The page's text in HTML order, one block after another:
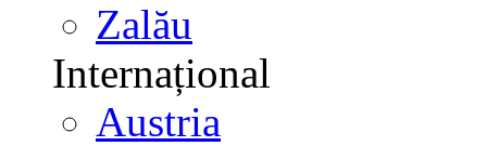
Zalău
Internațional
Austria